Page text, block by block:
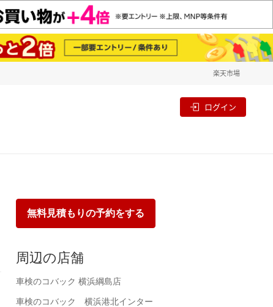
楽天市場
ログイン
無料見積もりの予約をする
周辺の店舗
車検のコバック 横浜綱島店
車検のコバック 横浜港北インター